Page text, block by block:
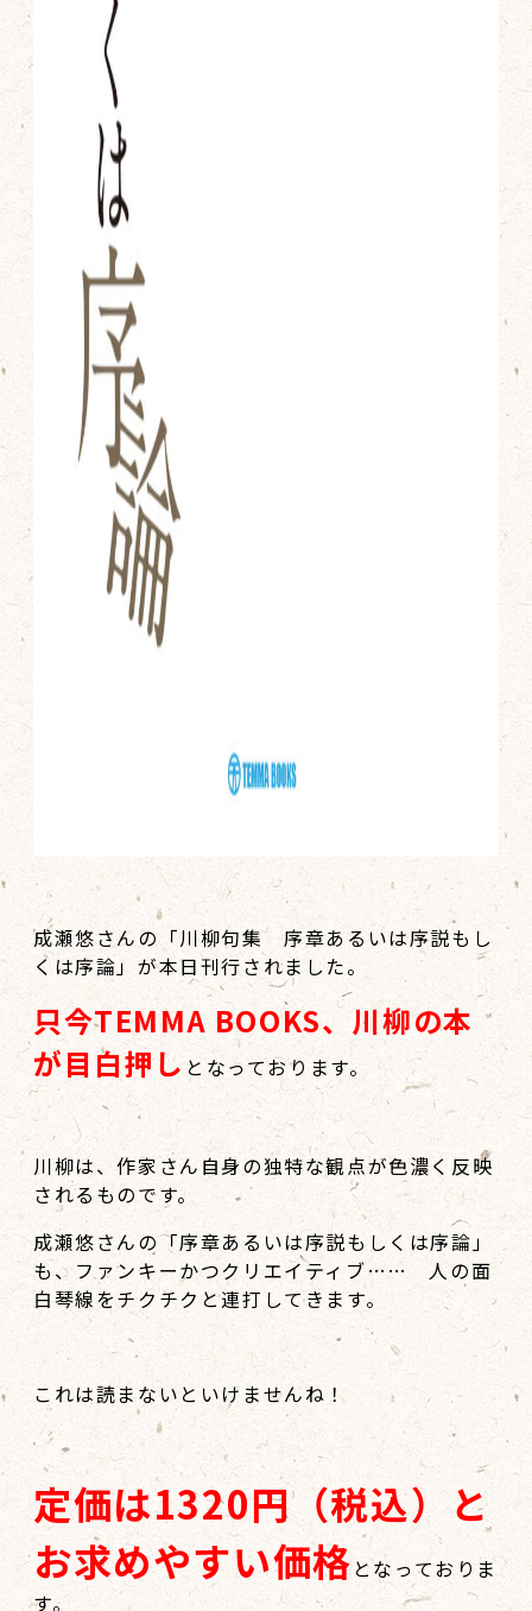
成瀬悠さんの「川柳句集 序章あるいは序説もし
くは序論」が本日刊行されました。
只今TEMMA BOOKS、川柳の本
が目白押し となっております。
川柳は、作家さん自身の独特な観点が色濃く反映
されるものです。
成瀬悠さんの「序章あるいは序説もしくは序論」
も、ファンキーかつクリエイティブ…… 人の面
白琴線をチクチクと連打してきます。
これは読まないといけませんね！
定価は1320円（税込）と
お求めやすい価格 となっておりま
す。